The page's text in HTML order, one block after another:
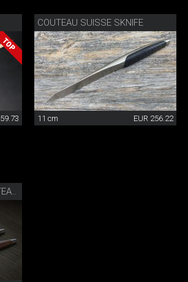
COUTEAU SUISSE SKNIFE
11 cm EUR 256.22
SWISS KNIFE COUTEAU À STEAK SET DE 4